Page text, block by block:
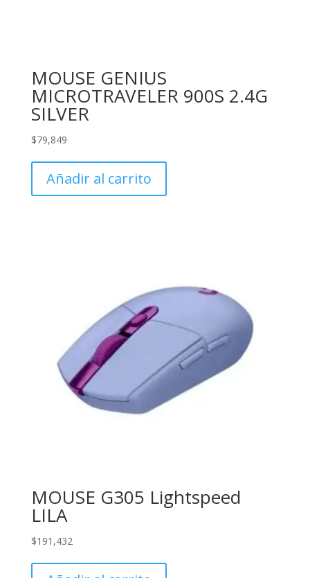
MOUSE GENIUS
MICROTRAVELER 900S 2.4G
SILVER
$79,849
Añadir al carrito
MOUSE G305 Lightspeed
LILA
$191,432